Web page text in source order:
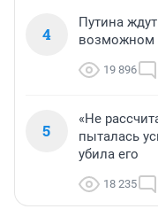
4
Путина
возможном
19 896
5
«Не
пыталась
убила его
18 235